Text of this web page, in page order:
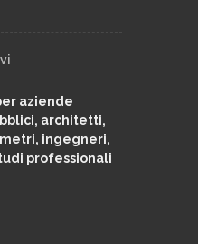
aziende
architetti,
ingegneri,
professionali